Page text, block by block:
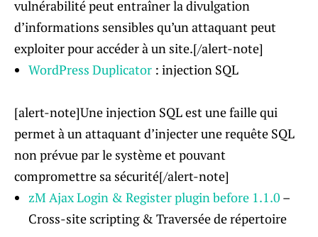
vulnérabilité peut entraîner la divulgation
d’informations sensibles qu’un attaquant peut
exploiter pour accéder à un site.[/alert-note]
WordPress Duplicator : injection SQL
[alert-note]Une injection SQL est une faille qui
permet à un attaquant d’injecter une requête SQL
non prévue par le système et pouvant
compromettre sa sécurité[/alert-note]
zM Ajax Login & Register plugin before 1.1.0 –
Cross-site scripting & Traversée de répertoire